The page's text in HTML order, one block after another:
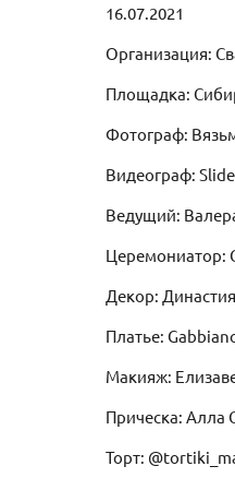
16.07.2021
Организация:
Площадка:
Фотограф:
Видеограф:
Ведущий:
Церемониатор:
Декор:
Платье:
Макияж:
Прическа: Алла
Торт: